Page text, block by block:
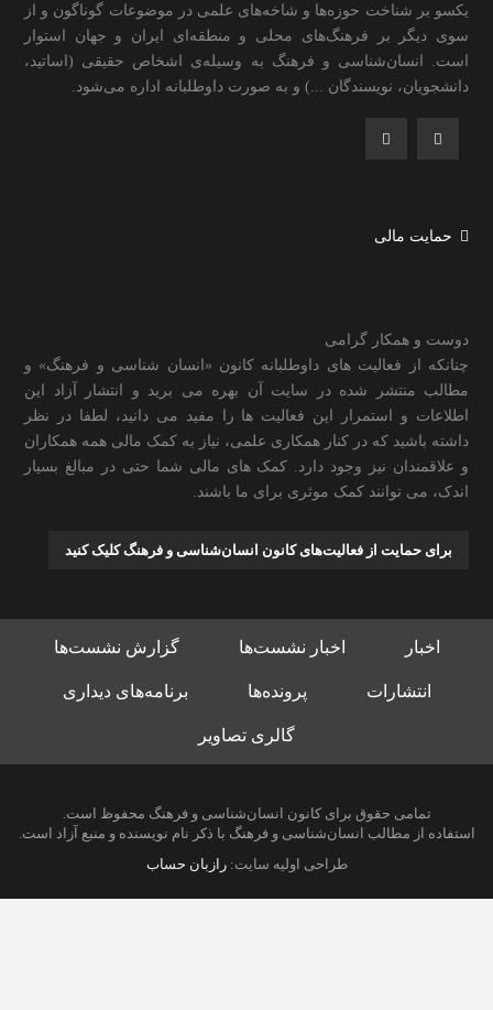
یکسو بر شناخت حوزه‌ها و شاخه‌های علمی در موضوعات گوناگون و از
سوی دیگر بر فرهنگ‌های محلی و منطقه‌ای ایران و جهان استوار
است. انسان‌شناسی و فرهنگ به وسیله‌ی اشخاص حقیقی (اساتید،
دانشجویان، نویسندگان ...) و به صورت داوطلبانه اداره می‌شود.
حمایت مالی
دوست و همکار گرامی
چنانکه از فعالیت های داوطلبانه کانون «انسان شناسی و فرهنگ» و
مطالب منتشر شده در سایت آن بهره می برید و انتشار آزاد این
اطلاعات و استمرار این فعالیت ها را مفید می دانید، لطفا در نظر
داشته باشید که در کنار همکاری علمی، نیاز به کمک مالی همه همکاران
و علاقمندان نیز وجود دارد. کمک های مالی شما حتی در مبالغ بسیار
اندک، می توانند کمک موثری برای ما باشند.
برای حمایت از فعالیت‌های کانون انسان‌شناسی و فرهنگ کلیک کنید
اخبار اخبار نشست‌ها گزارش نشست‌ها
انتشارات پرونده‌ها برنامه‌های دیداری
گالری تصاویر
تمامی حقوق برای کانون انسان‌شناسی و فرهنگ محفوظ است.
استفاده از مطالب انسان‌شناسی و فرهنگ با ذکر نام نویسنده و منبع آزاد است.
طراحی اولیه سایت:رازبان حساب